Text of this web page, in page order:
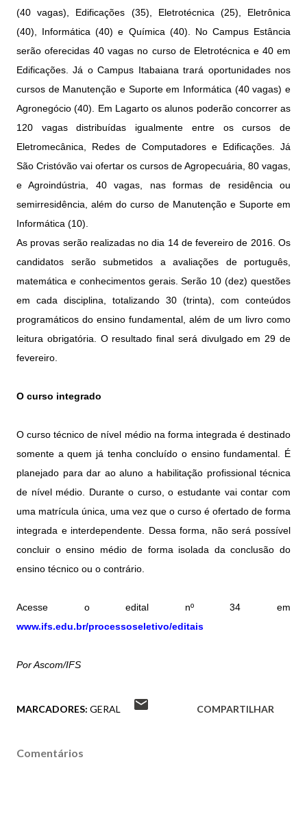
(40 vagas), Edificações (35), Eletrotécnica (25), Eletrônica
(40), Informática (40) e Química (40). No Campus Estância
serão oferecidas 40 vagas no curso de Eletrotécnica e 40 em
Edificações. Já o Campus Itabaiana trará oportunidades nos
cursos de Manutenção e Suporte em Informática (40 vagas) e
Agronegócio (40). Em Lagarto os alunos poderão concorrer as
120 vagas distribuídas igualmente entre os cursos de
Eletromecânica, Redes de Computadores e Edificações. Já
São Cristóvão vai ofertar os cursos de Agropecuária, 80 vagas,
e Agroindústria, 40 vagas, nas formas de residência ou
semirresidência, além do curso de Manutenção e Suporte em
Informática (10).
As provas serão realizadas no dia 14 de fevereiro de 2016. Os
candidatos serão submetidos a avaliações de português,
matemática e conhecimentos gerais. Serão 10 (dez) questões
em cada disciplina, totalizando 30 (trinta), com conteúdos
programáticos do ensino fundamental, além de um livro como
leitura obrigatória. O resultado final será divulgado em 29 de
fevereiro.
O curso integrado
O curso técnico de nível médio na forma integrada é destinado
somente a quem já tenha concluído o ensino fundamental. É
planejado para dar ao aluno a habilitação profissional técnica
de nível médio. Durante o curso, o estudante vai contar com
uma matrícula única, uma vez que o curso é ofertado de forma
integrada e interdependente. Dessa forma, não será possível
concluir o ensino médio de forma isolada da conclusão do
ensino técnico ou o contrário.
Acesse o edital nº 34 em
www.ifs.edu.br/processoseletivo/editais
Por Ascom/IFS
MARCADORES: GERAL COMPARTILHAR
Comentários